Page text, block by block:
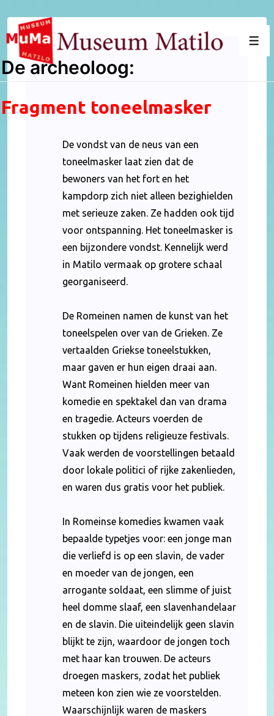
Doorgaan
naar
hoofdinhoud
De archeoloog:
Fragment toneelmasker
De vondst van de neus van een
toneelmasker laat zien dat de
bewoners van het fort en het
kampdorp zich niet alleen bezighielden
met serieuze zaken. Ze hadden ook tijd
voor ontspanning. Het toneelmasker is
een bijzondere vondst. Kennelijk werd
in Matilo vermaak op grotere schaal
georganiseerd.
De Romeinen namen de kunst van het
toneelspelen over van de Grieken. Ze
vertaalden Griekse toneelstukken,
maar gaven er hun eigen draai aan.
Want Romeinen hielden meer van
komedie en spektakel dan van drama
en tragedie. Acteurs voerden de
stukken op tijdens religieuze festivals.
Vaak werden de voorstellingen betaald
door lokale politici of rijke zakenlieden,
en waren dus gratis voor het publiek.
In Romeinse komedies kwamen vaak
bepaalde typetjes voor: een jonge man
die verliefd is op een slavin, de vader
en moeder van de jongen, een
arrogante soldaat, een slimme of juist
heel domme slaaf, een slavenhandelaar
en de slavin. Die uiteindelijk geen slavin
blijkt te zijn, waardoor de jongen toch
met haar kan trouwen. De acteurs
droegen maskers, zodat het publiek
meteen kon zien wie ze voorstelden.
Waarschijnlijk waren de maskers